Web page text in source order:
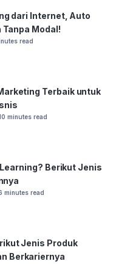
dari Internet, Auto
Tanpa Modal!
read
Terbaik untuk
minutes read
Berikut Jenis
minutes read
Jenis Produk
Berkariernya